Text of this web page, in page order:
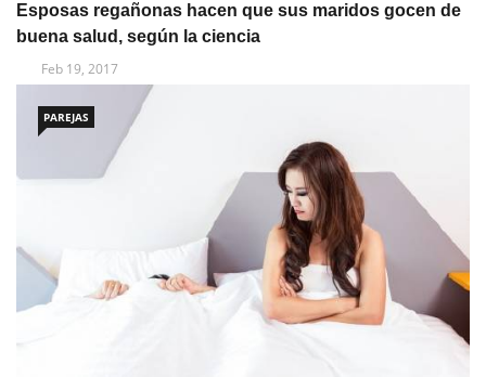
Esposas regañonas hacen que sus maridos gocen de
buena salud, según la ciencia
Feb 19, 2017
PAREJAS